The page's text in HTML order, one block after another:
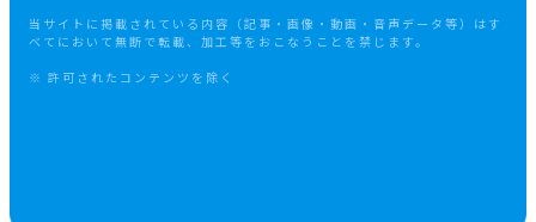
当サイトに掲載されている内容（記事・画像・動画・音声データ等）はす
べてにおいて無断で転載、加工等をおこなうことを禁じます。
※ 許可されたコンテンツを除く